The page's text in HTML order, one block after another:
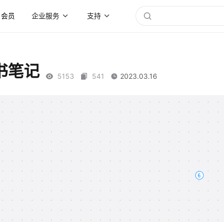
会员 企业服务 支持
笔记 5153 541 2023.03.16